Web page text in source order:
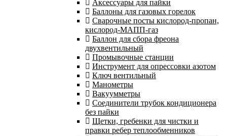
Аксессуары для пайки
Баллоны для газовых горелок
Сварочные посты кислород-пропан,
кислород-МАПП-газ
Баллон для сбора фреона
двухвентильный
Промывочные станции
Инструмент для опрессовки азотом
Ключ вентильный
Манометры
Вакуумметры
Соединители трубок кондиционера
без пайки
Щетки, гребенки для чистки и
правки ребер теплообменников